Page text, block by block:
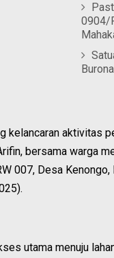
0904/
kelancaran aktivitas
bersama warga
007, Desa
utama menuju